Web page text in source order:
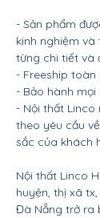
- Sản phẩm
kinh nghiệm
từng chi tiết và
- Freeship toàn
- Bảo hành
- Nội thất
theo yêu cầu
sắc của khách
Nội thất Linco
huyện, thị xã
Đà Nẵng trở ra